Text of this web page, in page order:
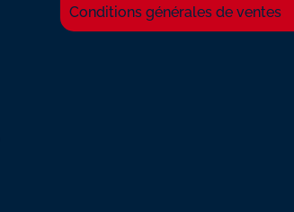
Conditions générales de ventes